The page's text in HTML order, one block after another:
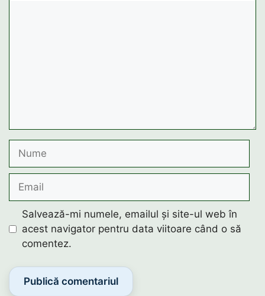
Nume
Email
Salvează-mi numele, emailul și site-ul web în
acest navigator pentru data viitoare când o să
comentez.